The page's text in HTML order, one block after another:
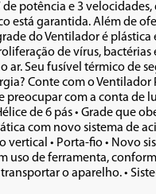
potência e 3
está garantida. Além de
do Ventilador é
de vírus,
ar. Seu fusível térmico de
Conte com o Ventilador
preocupar com a conta de
de 6 pás • Grade que
com novo sistema de
vertical • Porta-fio • Novo
uso de ferramenta,
o aparelho. •